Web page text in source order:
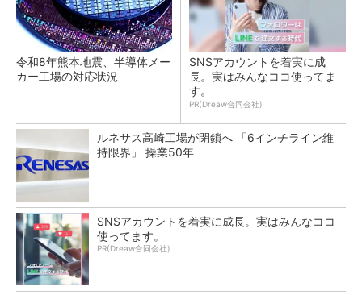
令和8年熊本地震、半導体メー
カー工場の対応状況
SNSアカウントを着実に成
長。実はみんなココ使ってま
す。
PR(Dreaw合同会社)
ルネサス高崎工場が閉鎖へ 「6インチライン維
持限界」 操業50年
SNSアカウントを着実に成長。実はみんなココ
使ってます。
PR(Dreaw合同会社)